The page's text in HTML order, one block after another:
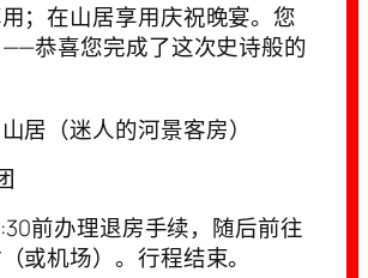
；在山居享用庆祝晚宴。您
恭喜您完成了这次史诗般的
居（迷人的河景客房）
前办理退房手续，随后前往
或机场）。行程结束。